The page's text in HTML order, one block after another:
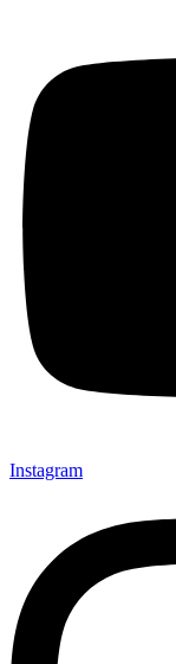
Instagram